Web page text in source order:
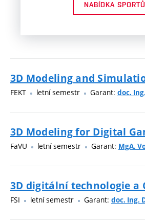
NABÍDKA SPORTŮ
3D Modeling and
FEKT letní semestr Garant: doc.
3D Modeling for Digital
FaVU letní semestr Garant: MgA.
3D digitální technologie a
FSI letní semestr Garant: doc. Ing.